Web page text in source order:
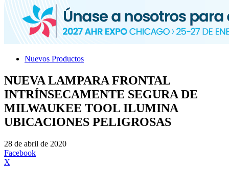
Nuevos Productos
NUEVA LAMPARA FRONTAL
INTRÍNSECAMENTE SEGURA DE
MILWAUKEE TOOL ILUMINA
UBICACIONES PELIGROSAS
28 de abril de 2020
Facebook
X